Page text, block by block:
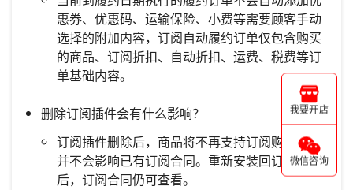
惠券、优惠码、运输保险、小费等需要顾客手动
选择的附加内容，订阅自动履约订单仅包含购买
的商品、订阅折扣、自动折扣、运费、税费等订
单基础内容。
删除订阅插件会有什么影响？
订阅插件删除后，商品将不再支持订阅购买，但
并不会影响已有订阅合同。重新安装回订阅插件
后，订阅合同仍可查看。
我要开店
微信咨询